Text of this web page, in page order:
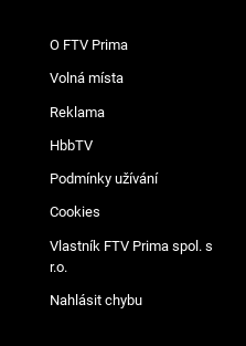
O FTV Prima
Volná místa
Reklama
HbbTV
Podmínky užívání
Cookies
Vlastník FTV Prima spol. s
r.o.
Nahlásit chybu